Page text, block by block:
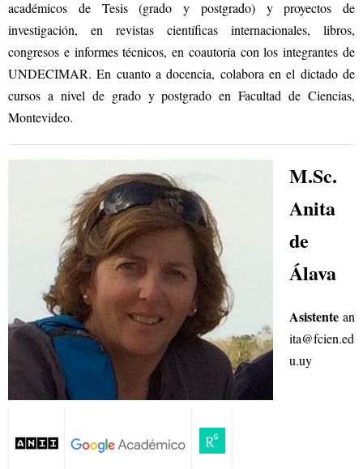
académicos de Tesis (grado y postgrado) y proyectos de
investigación, en revistas científicas internacionales, libros,
congresos e informes técnicos, en coautoría con los integrantes de
UNDECIMAR. En cuanto a docencia, colabora en el dictado de
cursos a nivel de grado y postgrado en Facultad de Ciencias,
Montevideo.
M.Sc.
Anita
de
Álava
Asistente an
ita@fcien.ed
u.uy